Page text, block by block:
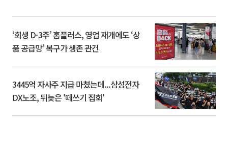
‘회생 D-3주’ 홈플러스, 영업 재개에도 ‘상
품 공급망’ 복구가 생존 관건
3445억 자사주 지급 마쳤는데...삼성전자
DX노조, 뒤늦은 '떼쓰기 집회'